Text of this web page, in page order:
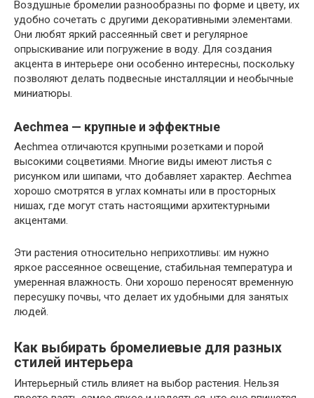
Воздушные бромелии разнообразны по форме и цвету, их
удобно сочетать с другими декоративными элементами.
Они любят яркий рассеянный свет и регулярное
опрыскивание или погружение в воду. Для создания
акцента в интерьере они особенно интересны, поскольку
позволяют делать подвесные инсталляции и необычные
миниатюры.
Aechmea — крупные и эффектные
Aechmea отличаются крупными розетками и порой
высокими соцветиями. Многие виды имеют листья с
рисунком или шипами, что добавляет характер. Aechmea
хорошо смотрятся в углах комнаты или в просторных
нишах, где могут стать настоящими архитектурными
акцентами.
Эти растения относительно неприхотливы: им нужно
яркое рассеянное освещение, стабильная температура и
умеренная влажность. Они хорошо переносят временную
пересушку почвы, что делает их удобными для занятых
людей.
Как выбирать бромелиевые для разных
стилей интерьера
Интерьерный стиль влияет на выбор растения. Нельзя